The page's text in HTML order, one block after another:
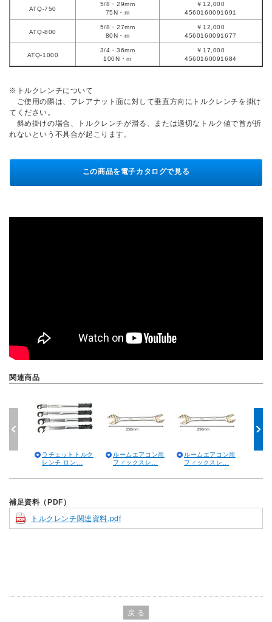
ATQ-750
5/8・29mm
75N・m
￥12,000
4560160091691
ATQ-800
5/8・27mm
80N・m
￥12,000
4560160091677
ATQ-1000
3/4・36mm
100N・m
￥17,000
4560160091684
※トルクレンチについて
ご使用の際は、フレアナット面に対して垂直方向にトルクレンチを掛け
てください。
斜め掛けの場合、トルクレンチが滑る、または適切なトルク値で首が折
れないという不具合が起こります。
この商品を電子カタログで見る
関連商品
ラチェットトルク
レンチ ロン...
ルームエアコン用
フィックスレ...
ルームエアコン用
フィックスレ...
補足資料（PDF）
トルクレンチ関連資料.pdf
戻 る